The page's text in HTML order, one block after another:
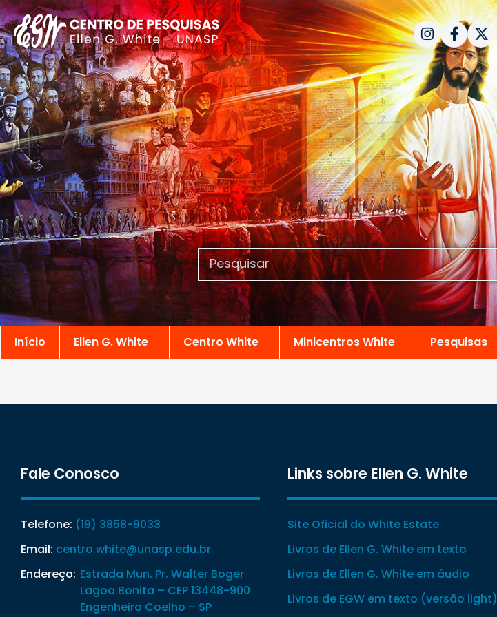
Início Ellen G. White Centro White Minicentros White Pesquisas
Fale Conosco
Telefone: (19) 3858-9033
Email: centro.white@unasp.edu.br
Endereço: Estrada Mun. Pr. Walter Boger
Lagoa Bonita – CEP 13448-900
Engenheiro Coelho – SP
Links sobre Ellen G. White
Site Oficial do White Estate
Livros de Ellen G. White em texto
Livros de Ellen G. White em áudio
Livros de EGW em texto (versão light)